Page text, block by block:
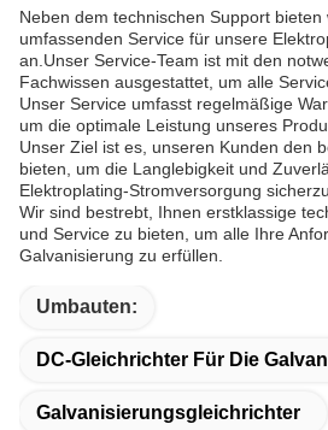
Neben dem technischen Support bieten
umfassenden Service für unsere
an.Unser Service-Team ist mit den
Fachwissen ausgestattet, um alle
Unser Service umfasst regelmäßige
um die optimale Leistung unseres
Unser Ziel ist es, unseren Kunden den
bieten, um die Langlebigkeit und
Elektroplating-Stromversorgung
Wir sind bestrebt, Ihnen erstklassige
und Service zu bieten, um alle Ihre
Galvanisierung zu erfüllen.
Umbauten:
DC-Gleichrichter Für Die
Galvanisierungsgleichrichter